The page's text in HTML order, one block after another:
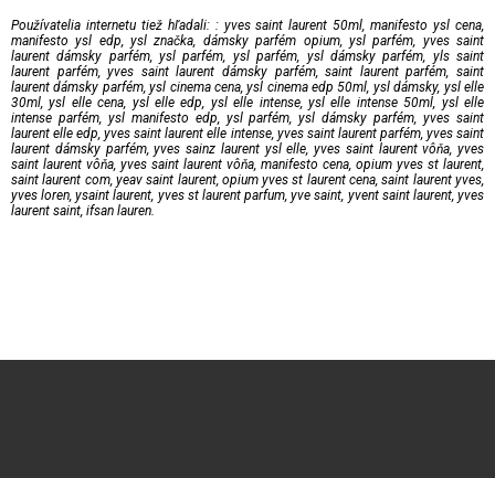
Používatelia internetu tiež hľadali: : yves saint laurent 50ml, manifesto ysl cena,
manifesto ysl edp, ysl značka, dámsky parfém opium, ysl parfém, yves saint
laurent dámsky parfém, ysl parfém, ysl parfém, ysl dámsky parfém, yls saint
laurent parfém, yves saint laurent dámsky parfém, saint laurent parfém, saint
laurent dámsky parfém, ysl cinema cena, ysl cinema edp 50ml, ysl dámsky, ysl elle
30ml, ysl elle cena, ysl elle edp, ysl elle intense, ysl elle intense 50ml, ysl elle
intense parfém, ysl manifesto edp, ysl parfém, ysl dámsky parfém, yves saint
laurent elle edp, yves saint laurent elle intense, yves saint laurent parfém, yves saint
laurent dámsky parfém, yves sainz laurent ysl elle, yves saint laurent vôňa, yves
saint laurent vôňa, yves saint laurent vôňa, manifesto cena, opium yves st laurent,
saint laurent com, yeav saint laurent, opium yves st laurent cena, saint laurent yves,
yves loren, ysaint laurent, yves st laurent parfum, yve saint, yvent saint laurent, yves
laurent saint, ifsan lauren.